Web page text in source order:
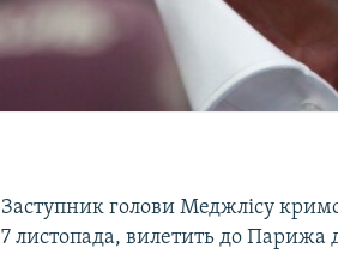
Заступник голови Меджлісу
7 листопада, вилетить до Парижа